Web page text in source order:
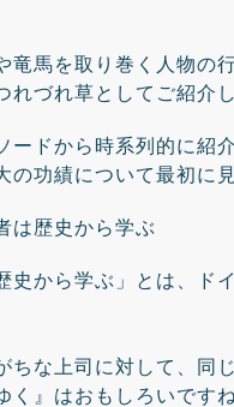
竜馬を取り巻く人物の
づれ草としてご紹介し
ードから時系列的に紹
功績について最初に
は歴史から学ぶ
史から学ぶ」とは、ド
ちな上司に対して、同
く』はおもしろいです